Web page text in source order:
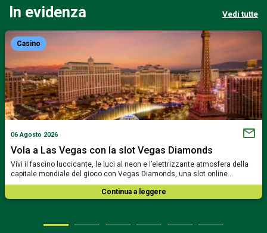
In evidenza Vedi tutte
Casino
06 Agosto 2026
Vola a Las Vegas con la slot Vegas Diamonds
Vivi il fascino luccicante, le luci al neon e l’elettrizzante atmosfera della
capitale mondiale del gioco con Vegas Diamonds, una slot online…
Continua a leggere